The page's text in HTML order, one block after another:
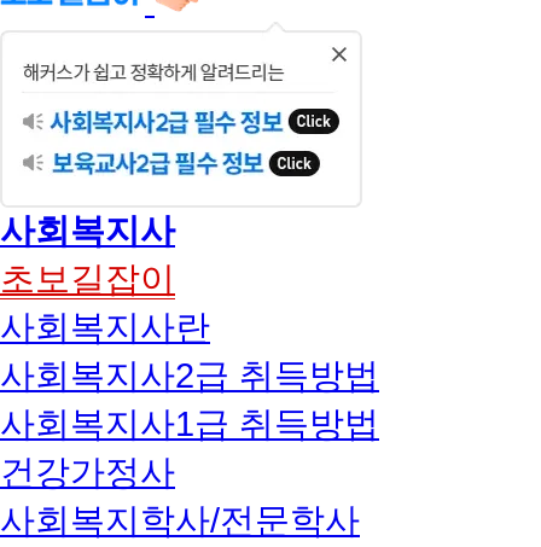
사회복지사
초보길잡이
사회복지사란
사회복지사2급 취득방법
사회복지사1급 취득방법
건강가정사
사회복지학사/전문학사